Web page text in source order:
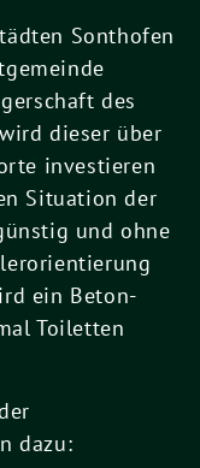
Sonthofen
des
dieser über
investieren
Situation der
und ohne
ein Beton-
Toiletten
dazu: